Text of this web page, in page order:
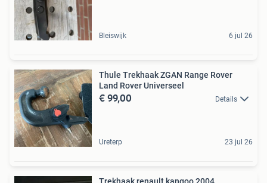
Bleiswijk 6 jul 26
Thule Trekhaak ZGAN Range Rover
Land Rover Universeel
€ 99,00 Details
Ureterp 23 jul 26